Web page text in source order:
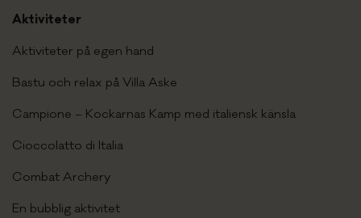
Aktiviteter
Aktiviteter på egen hand
Bastu och relax på Villa Aske
Campione – Kockarnas Kamp med italiensk känsla
Cioccolatto di Italia
Combat Archery
En bubblig aktivitet